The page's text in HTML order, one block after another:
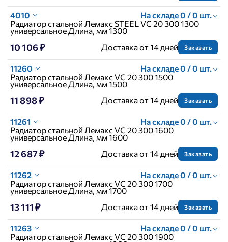
4010
На складе 0 / 0 шт.
Радиатор стальной Лемакс STEEL VC 20 300 1300
универсальное Длина, мм 1300
10 106 ₽ Доставка от 14 дней Заказать
11260
На складе 0 / 0 шт.
Радиатор стальной Лемакс VC 20 300 1500
универсальное Длина, мм 1500
11 898 ₽ Доставка от 14 дней Заказать
11261
На складе 0 / 0 шт.
Радиатор стальной Лемакс VC 20 300 1600
универсальное Длина, мм 1600
12 687 ₽ Доставка от 14 дней Заказать
11262
На складе 0 / 0 шт.
Радиатор стальной Лемакс VC 20 300 1700
универсальное Длина, мм 1700
13 111 ₽ Доставка от 14 дней Заказать
11263
На складе 0 / 0 шт.
Радиатор стальной Лемакс VC 20 300 1900